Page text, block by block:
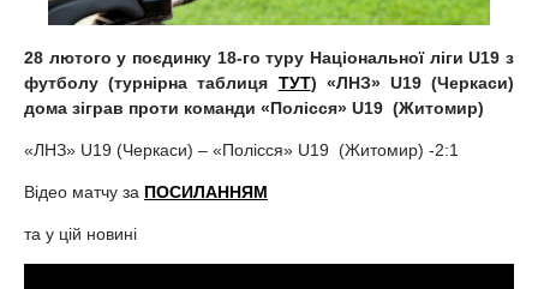
28 лютого у поєдинку 18-го туру Національної ліги U19 з
футболу (турнірна таблиця ТУТ) «ЛНЗ» U19 (Черкаси)
дома зіграв проти команди «Полісся» U19 (Житомир)
«ЛНЗ» U19 (Черкаси) – «Полісся» U19 (Житомир) -2:1
Відео матчу за ПОСИЛАННЯМ
та у цій новині